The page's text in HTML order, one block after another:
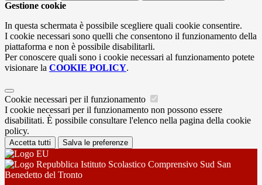
Gestione cookie
In questa schermata è possibile scegliere quali cookie consentire.
I cookie necessari sono quelli che consentono il funzionamento della
piattaforma e non è possibile disabilitarli.
Per conoscere quali sono i cookie necessari al funzionamento potete
visionare la COOKIE POLICY.
Cookie necessari per il funzionamento
I cookie necessari per il funzionamento non possono essere
disabilitati. È possibile consultare l'elenco nella pagina della cookie
policy.
Accetta tutti Salva le preferenze
Istituto Scolastico Comprensivo Sud San
Benedetto del Tronto